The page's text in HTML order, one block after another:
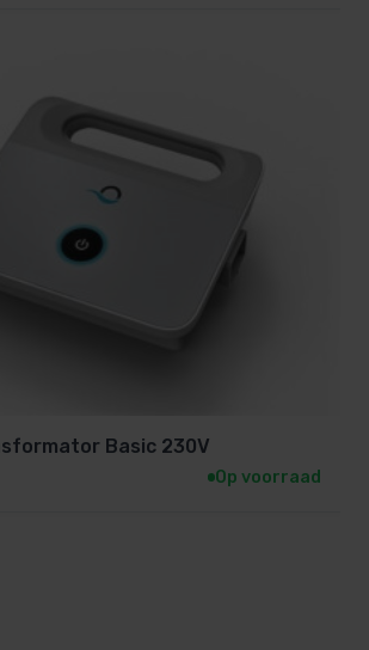
Basic 230V
Op voorraad